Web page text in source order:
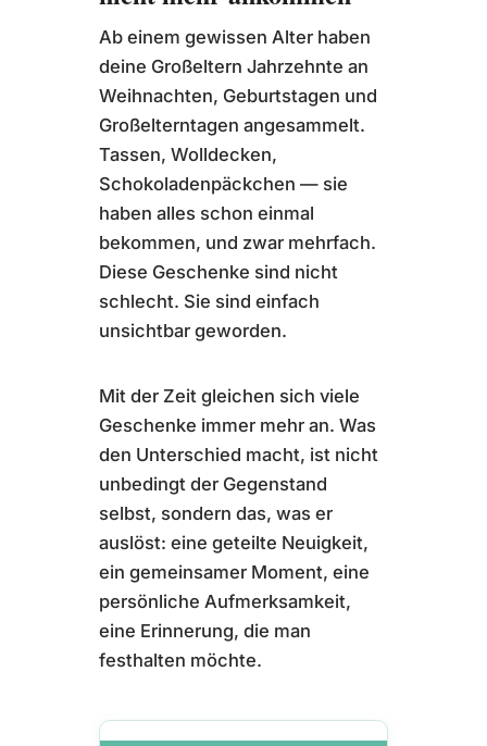
Ab einem gewissen Alter haben
deine Großeltern Jahrzehnte an
Weihnachten, Geburtstagen und
Großelterntagen angesammelt.
Tassen, Wolldecken,
Schokoladenpäckchen — sie
haben alles schon einmal
bekommen, und zwar mehrfach.
Diese Geschenke sind nicht
schlecht. Sie sind einfach
unsichtbar geworden.
Mit der Zeit gleichen sich viele
Geschenke immer mehr an. Was
den Unterschied macht, ist nicht
unbedingt der Gegenstand
selbst, sondern das, was er
auslöst: eine geteilte Neuigkeit,
ein gemeinsamer Moment, eine
persönliche Aufmerksamkeit,
eine Erinnerung, die man
festhalten möchte.